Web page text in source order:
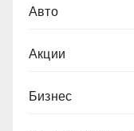
Авто
Акции
Бизнес